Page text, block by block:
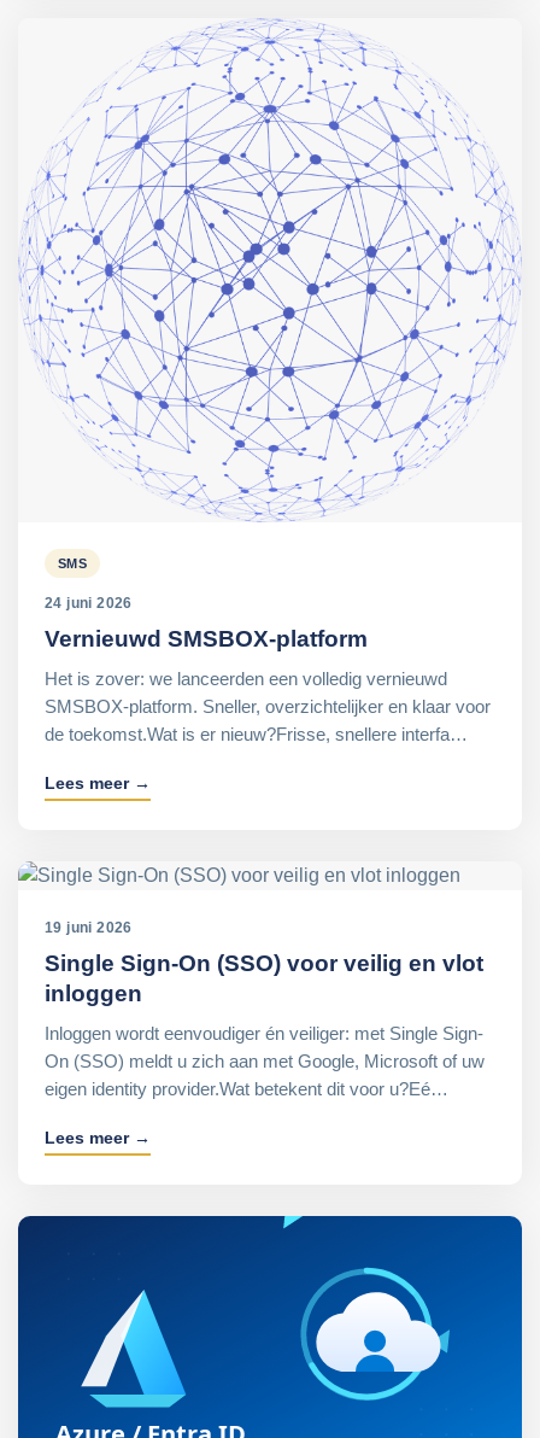
SMS
24 juni 2026
Vernieuwd SMSBOX-platform
Het is zover: we lanceerden een volledig vernieuwd
SMSBOX-platform. Sneller, overzichtelijker en klaar voor
de toekomst.Wat is er nieuw?Frisse, snellere interfa…
Lees meer →
19 juni 2026
Single Sign-On (SSO) voor veilig en vlot
inloggen
Inloggen wordt eenvoudiger én veiliger: met Single Sign-
On (SSO) meldt u zich aan met Google, Microsoft of uw
eigen identity provider.Wat betekent dit voor u?Eé…
Lees meer →